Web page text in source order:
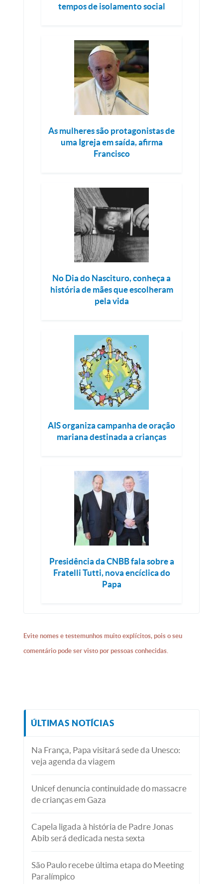
tempos de isolamento social
As mulheres são protagonistas de
uma Igreja em saída, afirma
Francisco
No Dia do Nascituro, conheça a
história de mães que escolheram
pela vida
AIS organiza campanha de oração
mariana destinada a crianças
Presidência da CNBB fala sobre a
Fratelli Tutti, nova encíclica do
Papa
Evite nomes e testemunhos muito explícitos, pois o seu
comentário pode ser visto por pessoas conhecidas.
ÚLTIMAS NOTÍCIAS
Na França, Papa visitará sede da Unesco:
veja agenda da viagem
Unicef denuncia continuidade do massacre
de crianças em Gaza
Capela ligada à história de Padre Jonas
Abib será dedicada nesta sexta
São Paulo recebe última etapa do Meeting
Paralímpico